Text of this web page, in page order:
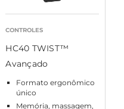
CONTROLES
HC40 TWIST™
Avançado
Formato ergonômico
único
Memória, massagem,